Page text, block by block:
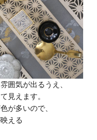
囲気が出るうえ、
見えます。
が多いので、
える